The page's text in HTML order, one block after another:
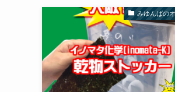
みゆんばの